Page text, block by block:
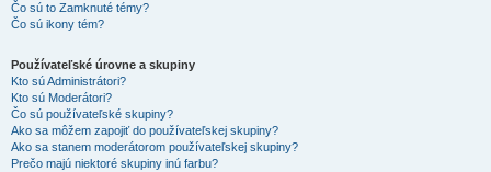
Čo sú to Zamknuté témy?
Čo sú ikony tém?
Používateľské úrovne a skupiny
Kto sú Administrátori?
Kto sú Moderátori?
Čo sú používateľské skupiny?
Ako sa môžem zapojiť do používateľskej skupiny?
Ako sa stanem moderátorom používateľskej skupiny?
Prečo majú niektoré skupiny inú farbu?